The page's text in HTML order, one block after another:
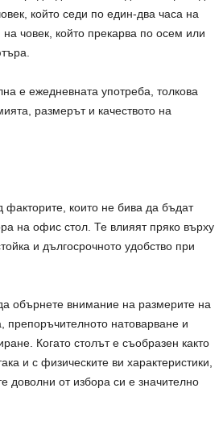
който седи по един-два часа на
на човек, който прекарва по осем или
е ежедневната употреба, толкова
размерът и качеството на
факторите, които не бива да бъдат
на офис стол. Те влияят пряко върху
и дългосрочното удобство при
обърнете внимание на размерите на
препоръчителното натоварване и
Когато столът е съобразен както
и с физическите ви характеристики,
доволни от избора си е значително